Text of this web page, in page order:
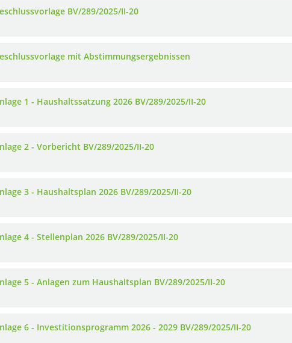
BV/289/2025/II-20
mit Abstimmungsergebnissen
1 - Haushaltssatzung 2026 BV/289/2025/II-20
2 - Vorbericht BV/289/2025/II-20
3 - Haushaltsplan 2026 BV/289/2025/II-20
4 - Stellenplan 2026 BV/289/2025/II-20
5 - Anlagen zum Haushaltsplan BV/289/2025/II-20
6 - Investitionsprogramm 2026 - 2029 BV/289/2025/II-20